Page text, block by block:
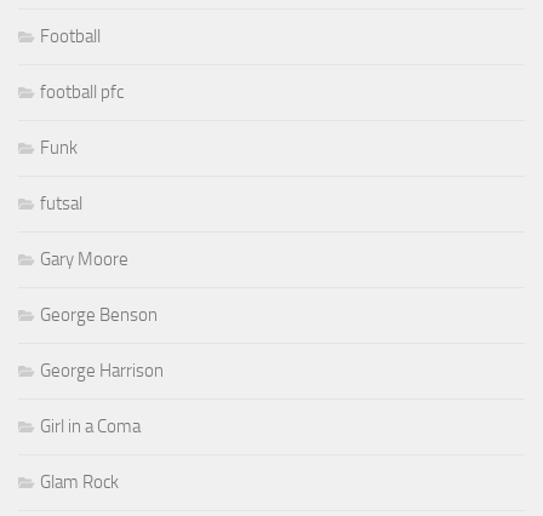
Football
football pfc
Funk
futsal
Gary Moore
George Benson
George Harrison
Girl in a Coma
Glam Rock